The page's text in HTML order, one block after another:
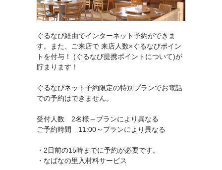
ぐるなび経由でインターネット予約ができま
す。また、ご来店で 来店人数×ぐるなびポイン
トを付与！ (ぐるなび提携ポイントについて)が
貯まります！
ぐるなびネット予約限定の特別プランでお電話
での予約はできません。
受付人数 2名様～プランにより異なる
ご予約時間 11:00～プランにより異なる
・2日前の15時までに予約が必要です。
・なばなの里入村料サービス